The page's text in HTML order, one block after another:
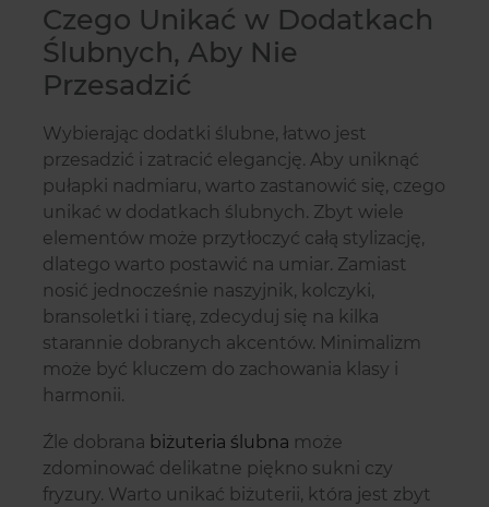
Czego Unikać w Dodatkach
Ślubnych, Aby Nie
Przesadzić
Wybierając dodatki ślubne, łatwo jest
przesadzić i zatracić elegancję. Aby uniknąć
pułapki nadmiaru, warto zastanowić się, czego
unikać w dodatkach ślubnych. Zbyt wiele
elementów może przytłoczyć całą stylizację,
dlatego warto postawić na umiar. Zamiast
nosić jednocześnie naszyjnik, kolczyki,
bransoletki i tiarę, zdecyduj się na kilka
starannie dobranych akcentów. Minimalizm
może być kluczem do zachowania klasy i
harmonii.
Źle dobrana biżuteria ślubna może
zdominować delikatne piękno sukni czy
fryzury. Warto unikać biżuterii, która jest zbyt